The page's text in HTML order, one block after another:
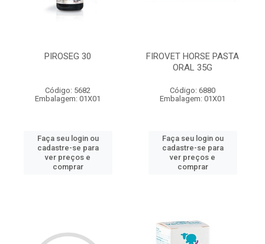
PIROSEG 30
Código: 5682
Embalagem: 01X01
Faça seu login ou
cadastre-se para
ver preços e
comprar
FIROVET HORSE PASTA
ORAL 35G
Código: 6880
Embalagem: 01X01
Faça seu login ou
cadastre-se para
ver preços e
comprar